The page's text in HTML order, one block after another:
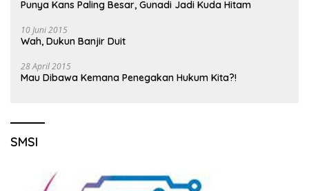
Punya Kans Paling Besar, Gunadi Jadi Kuda Hitam
10 Juni 2015
Wah, Dukun Banjir Duit
28 April 2015
Mau Dibawa Kemana Penegakan Hukum Kita?!
SMSI